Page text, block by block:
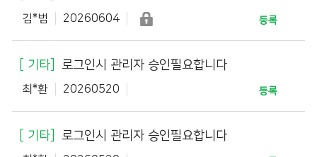
김*범 등록
20260604
기타 로그인시 관리자 승인필요합니다
최*환 등록
20260520
기타 로그인시 관리자 승인필요합니다